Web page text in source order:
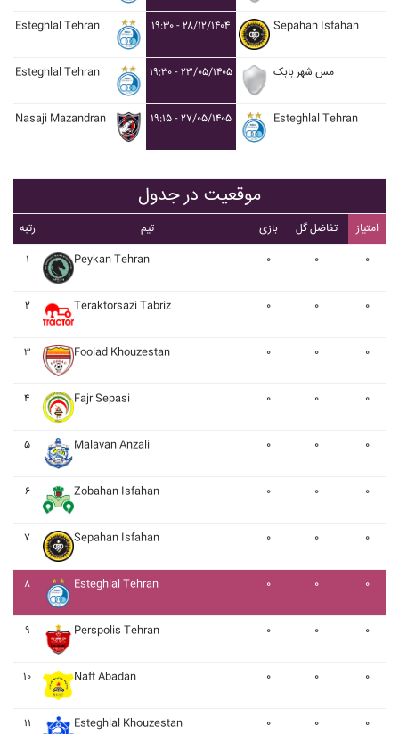
Esteghlal Tehran ۱۹:۳۰ - ۲۸/۱۲/۱۴۰۴ Sepahan Isfahan
Esteghlal Tehran ۱۹:۳۰ - ۲۳/۰۵/۱۴۰۵ مس شهر بابک
Nasaji Mazandran ۱۹:۱۵ - ۲۷/۰۵/۱۴۰۵ Esteghlal Tehran
موقعیت در جدول
رتبه تیم بازی تفاضل گل
امتیاز
۱
Peykan Tehran ۰ ۰ ۰
۲ Teraktorsazi Tabriz ۰ ۰ ۰
۳ Foolad Khouzestan ۰ ۰ ۰
۴ Fajr Sepasi ۰ ۰ ۰
۵ Malavan Anzali ۰ ۰ ۰
۶ Zobahan Isfahan ۰ ۰ ۰
۷ Sepahan Isfahan ۰ ۰ ۰
۸ Esteghlal Tehran ۰ ۰ ۰
۹ Perspolis Tehran ۰ ۰ ۰
۱۰ Naft Abadan ۰ ۰ ۰
۱۱ Esteghlal Khouzestan ۰ ۰ ۰